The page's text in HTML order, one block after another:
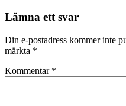
Lämna ett svar
Din e-postadress kommer inte
märkta *
Kommentar *